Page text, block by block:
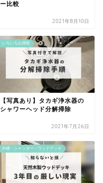
ー比較
2021年8月10日
いろいろお掃除
【写真あり】タカギ浄水器の
シャワーヘッド分解掃除
2021年7月26日
外構・シャッター・ウッドデッキ